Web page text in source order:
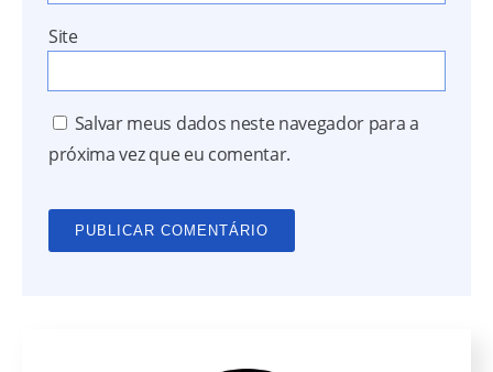
Site
Salvar meus dados neste navegador para a
próxima vez que eu comentar.